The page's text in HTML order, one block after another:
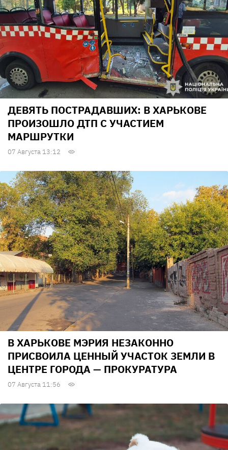
ДЕВЯТЬ ПОСТРАДАВШИХ: В ХАРЬКОВЕ
ПРОИЗОШЛО ДТП С УЧАСТИЕМ
МАРШРУТКИ
07 Августа 13:12
В ХАРЬКОВЕ МЭРИЯ НЕЗАКОННО
ПРИСВОИЛА ЦЕННЫЙ УЧАСТОК ЗЕМЛИ В
ЦЕНТРЕ ГОРОДА — ПРОКУРАТУРА
07 Августа 11:56